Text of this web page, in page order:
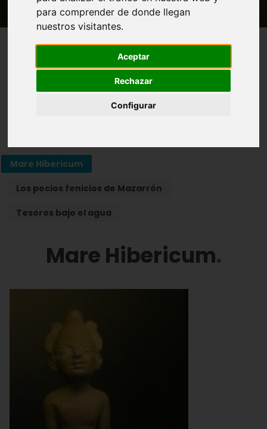
para comprender de donde llegan
nuestros visitantes.
Aceptar
Rechazar
Configurar
Mare Hibericum
Los pecios fenicios de Mazarrón
Tesoros bajo el agua
Mare Hibericum